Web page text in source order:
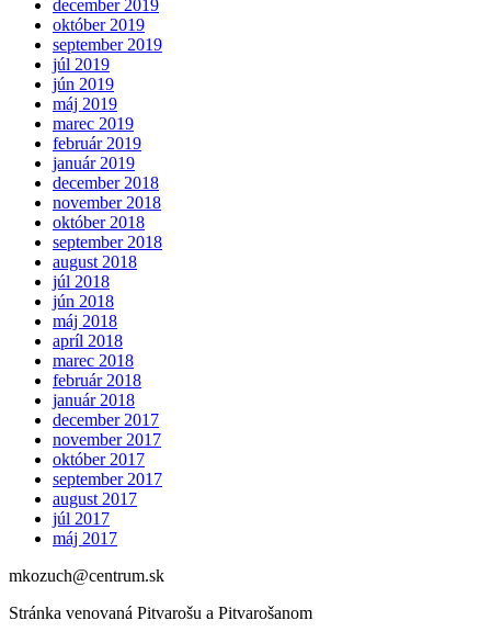
december 2019
október 2019
september 2019
júl 2019
jún 2019
máj 2019
marec 2019
február 2019
január 2019
december 2018
november 2018
október 2018
september 2018
august 2018
júl 2018
jún 2018
máj 2018
apríl 2018
marec 2018
február 2018
január 2018
december 2017
november 2017
október 2017
september 2017
august 2017
júl 2017
máj 2017
mkozuch@centrum.sk
Stránka venovaná Pitvarošu a Pitvarošanom